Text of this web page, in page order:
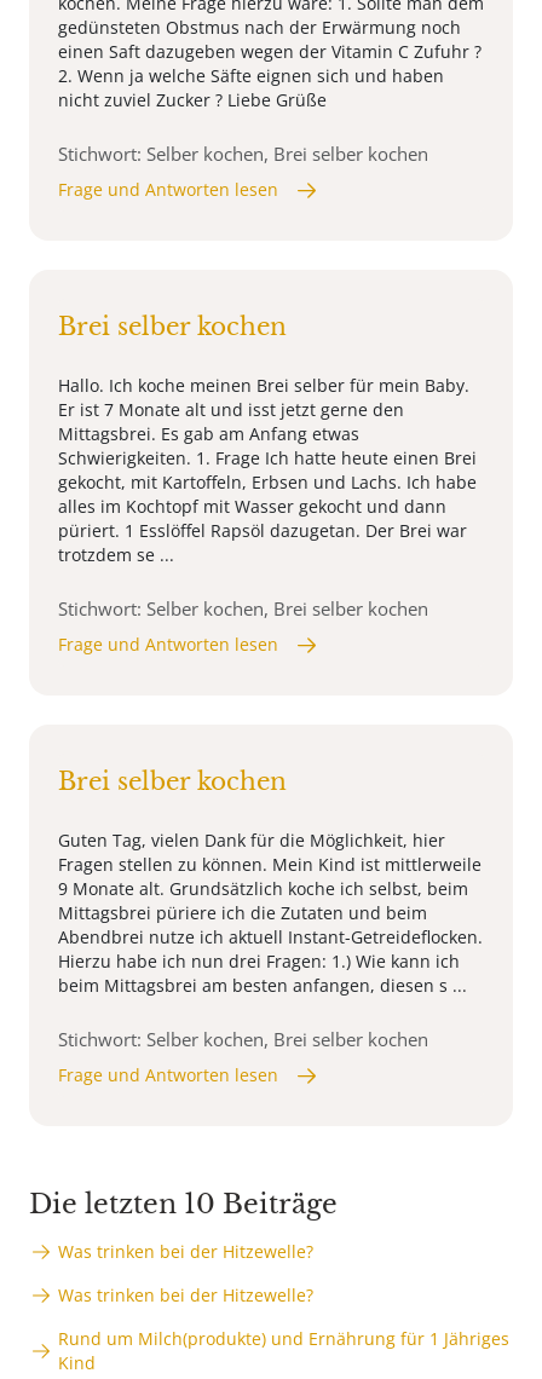
gedünsteten Obstmus nach der Erwärmung noch
einen Saft dazugeben wegen der Vitamin C Zufuhr ?
2. Wenn ja welche Säfte eignen sich und haben
nicht zuviel Zucker ? Liebe Grüße
Stichwort: Selber kochen, Brei selber kochen
Frage und Antworten lesen
Brei selber kochen
Hallo. Ich koche meinen Brei selber für mein Baby.
Er ist 7 Monate alt und isst jetzt gerne den
Mittagsbrei. Es gab am Anfang etwas
Schwierigkeiten. 1. Frage Ich hatte heute einen Brei
gekocht, mit Kartoffeln, Erbsen und Lachs. Ich habe
alles im Kochtopf mit Wasser gekocht und dann
püriert. 1 Esslöffel Rapsöl dazugetan. Der Brei war
trotzdem se ...
Stichwort: Selber kochen, Brei selber kochen
Frage und Antworten lesen
Brei selber kochen
Guten Tag, vielen Dank für die Möglichkeit, hier
Fragen stellen zu können. Mein Kind ist mittlerweile
9 Monate alt. Grundsätzlich koche ich selbst, beim
Mittagsbrei püriere ich die Zutaten und beim
Abendbrei nutze ich aktuell Instant-Getreideflocken.
Hierzu habe ich nun drei Fragen: 1.) Wie kann ich
beim Mittagsbrei am besten anfangen, diesen s ...
Stichwort: Selber kochen, Brei selber kochen
Frage und Antworten lesen
Die letzten 10 Beiträge
Was trinken bei der Hitzewelle?
Was trinken bei der Hitzewelle?
Rund um Milch(produkte) und Ernährung für 1 Jähriges
Kind